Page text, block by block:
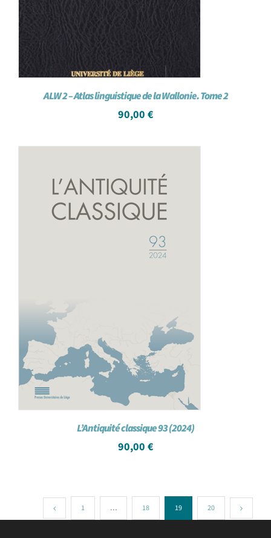
ALW 2 – Atlas linguistique de la Wallonie. Tome 2
90,00 €
L’Antiquité classique 93 (2024)
90,00 €
1 … 18 19 20